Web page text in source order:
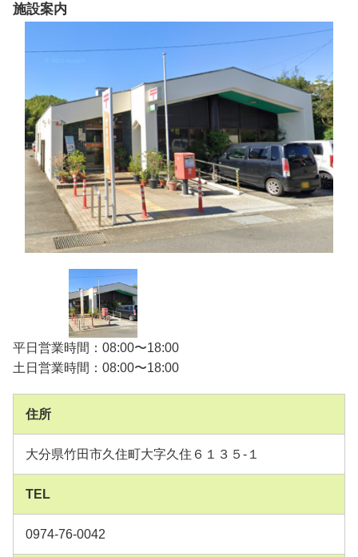
施設案内
平日営業時間：08:00〜18:00
土日営業時間：08:00〜18:00
住所
大分県竹田市久住町大字久住６１３５-１
TEL
0974-76-0042